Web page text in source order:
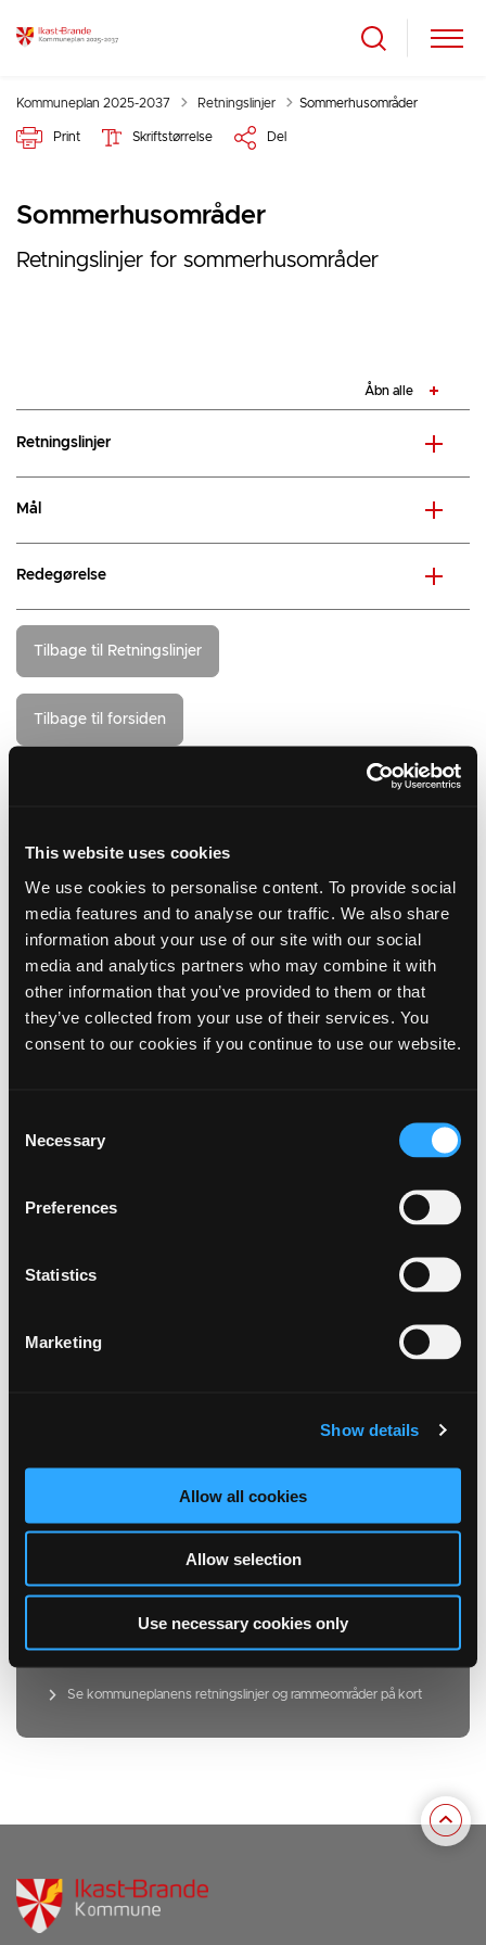
This website uses cookies
We use cookies to personalise content. To provide social
media features and to analyse our traffic. We also share
information about your use of our site with our social
media and analytics partners who may combine it with
other information that you’ve provided to them or that
they’ve collected from your use of their services. You
consent to our cookies if you continue to use our website.
Selection
Necessary
Preferences
Statistics
Marketing
Show details
Allow all cookies
Allow selection
Use necessary cookies only
Kommuneplan 2025-2037
Tilbage til
Retningslinjer Sommerhusområder
Print Skriftstørrelse Del
Sommerhusområder
Retningslinjer for sommerhusområder
Åbn alle
Retningslinjer
Mål
Redegørelse
Tilbage til Retningslinjer
Tilbage til forsiden
Værd at vide om kommuneplanen
Hvad betyder planen for dig
Vedtagelse af Kommuneplan 2025
Oversigt over ændringer i Kommuneplan 2025
Planstrategi 2023
Klagevejledning
Oversigt over nationale interesser i kommuneplanlægning
Kommuneplanlægning Plan- og Landdistriktsstyrelsen
Plandata.dk - digitalt register
Planklagenævnet
Se kommuneplanens retningslinjer og rammeområder på kort